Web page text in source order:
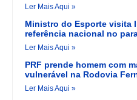
Ler Mais Aqui »
Ministro do Esporte visita
referência nacional no
Ler Mais Aqui »
PRF prende homem com
vulnerável na Rodovia
Ler Mais Aqui »